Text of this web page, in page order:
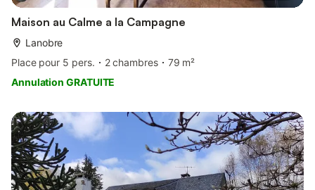
Maison au Calme a la Campagne
Lanobre
Place pour 5 pers.
2 chambres
79 m²
Annulation GRATUITE